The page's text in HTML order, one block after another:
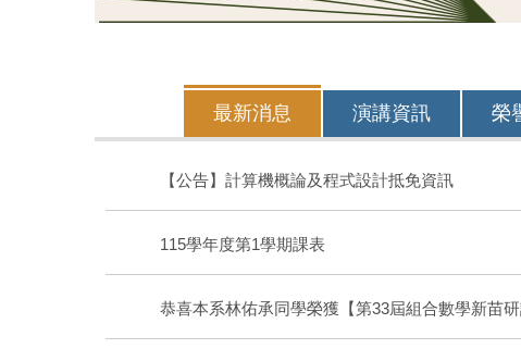
最新消息 演講資訊 榮
【公告】計算機概論及程式設計抵免資訊
115學年度第1學期課表
恭喜本系林佑承同學榮獲【第33屆組合數學新苗研